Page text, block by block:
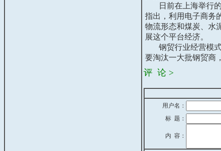
日前在上海举行的
指出，利用电子商务
物流形态和煤炭、水
展这个平台经济。
钢贸行业经营模式
要淘汰一大批钢贸商
评 论 >
用户名：
标 题：
内 容：